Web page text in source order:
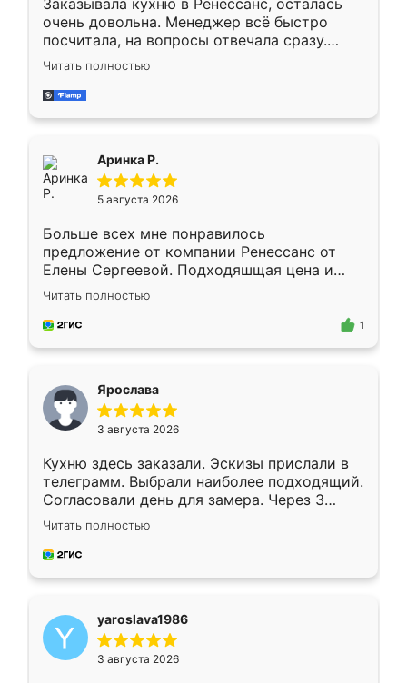
Заказывала кухню в Ренессанс, осталась
очень довольна. Менеджер всё быстро
посчитала, на вопросы отвечала сразу.
Замерщик приехал в субботу, подошёл к
делу со всей ответственностью. Собрали
за день, ребята работали аккуратно, даже
Читать полностью
Аринка Р.
5 августа 2026
Больше всех мне понравилось
предложение от компании Ренессанс от
Елены Сергеевой. Подходяшщая цена и
короткие сроки изготовления. Приехавший
для замера сотрудник Владислав
предложил по моему эскизу самый
Читать полностью
1
Ярослава
3 августа 2026
Кухню здесь заказали. Эскизы прислали в
телеграмм. Выбрали наиболее подходящий.
Согласовали день для замера. Через 3
недели кухня была уже готова. Остались
довольны работой. Спасибо Ренессанс
мебель за качественную работу!
Читать полностью
yaroslava1986
3 августа 2026